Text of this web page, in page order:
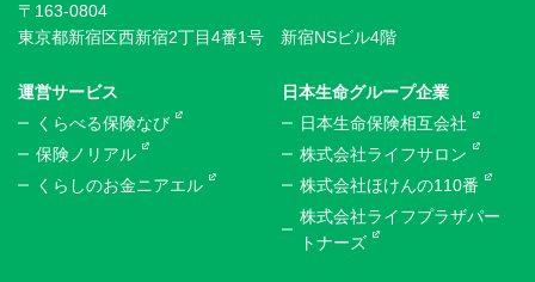
〒163-0804
東京都新宿区西新宿2丁目4番1号 新宿NSビル4階
運営サービス
くらべる保険なび
保険ノリアル
くらしのお金ニアエル
日本生命グループ企業
日本生命保険相互会社
株式会社ライフサロン
株式会社ほけんの110番
株式会社ライフプラザパー
トナーズ